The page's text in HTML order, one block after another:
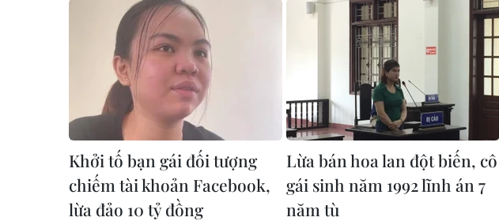
Khởi tố bạn gái đối tượng
chiếm tài khoản Facebook,
lừa đảo 10 tỷ đồng
Lừa bán hoa lan đột biến, cô
gái sinh năm 1992 lĩnh án 7
năm tù